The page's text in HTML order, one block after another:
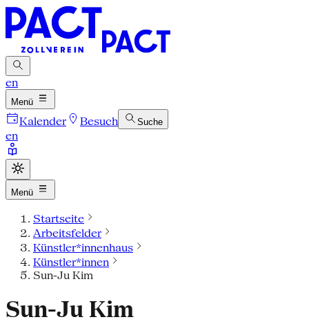
en
Menü
Kalender Besuch Suche
en
Menü
Startseite
Arbeitsfelder
Künstler*innenhaus
Künstler*innen
Sun-Ju Kim
Sun-Ju Kim